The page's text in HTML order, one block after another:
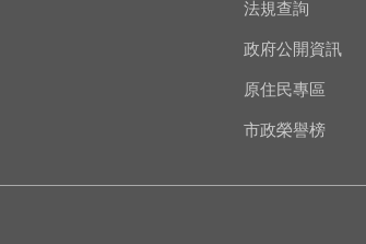
法規查詢
政府公開資訊
原住民專區
市政榮譽榜